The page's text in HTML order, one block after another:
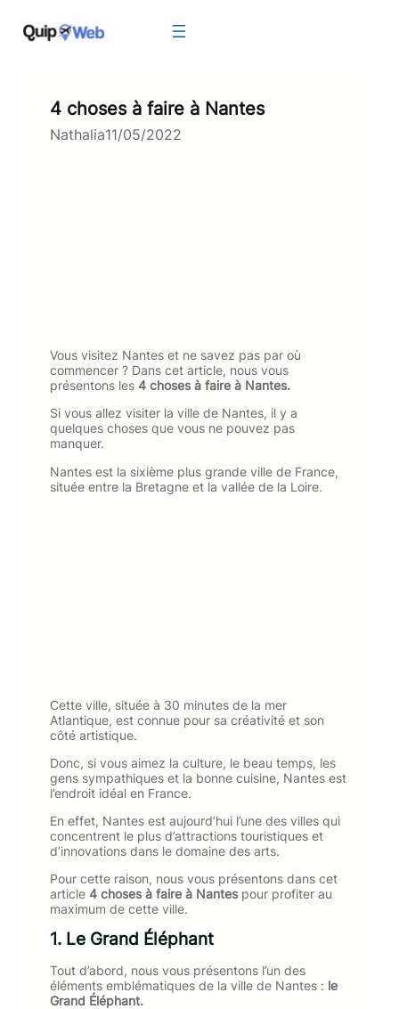
4 choses à faire à Nantes
Nathalia11/05/2022
Vous visitez Nantes et ne savez pas par où
commencer ? Dans cet article, nous vous
présentons les 4 choses à faire à Nantes.
Si vous allez visiter la ville de Nantes, il y a
quelques choses que vous ne pouvez pas
manquer.
Nantes est la sixième plus grande ville de France,
située entre la Bretagne et la vallée de la Loire.
Cette ville, située à 30 minutes de la mer
Atlantique, est connue pour sa créativité et son
côté artistique.
Donc, si vous aimez la culture, le beau temps, les
gens sympathiques et la bonne cuisine, Nantes est
l’endroit idéal en France.
En effet, Nantes est aujourd’hui l’une des villes qui
concentrent le plus d’attractions touristiques et
d’innovations dans le domaine des arts.
Pour cette raison, nous vous présentons dans cet
article 4 choses à faire à Nantes pour profiter au
maximum de cette ville.
1. Le Grand Éléphant
Tout d’abord, nous vous présentons l’un des
éléments emblématiques de la ville de Nantes : le
Grand Éléphant.